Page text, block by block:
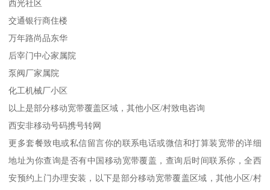
西光社区
交通银行商住楼
万年路尚品东华
后宰门中心家属院
泵阀厂家属院
化工机械厂小区
以上是部分移动宽带覆盖区域，其他小区/村致电咨询
西安非移动号码携号转网
更多套餐致电或私信留言你的联系电话或微信和打算装宽带的详细
地址为你查询是否有中国移动宽带覆盖，查询后时间联系你，全西
安预约上门办理安装，以下是部分移动宽带覆盖区域，其他小区/村